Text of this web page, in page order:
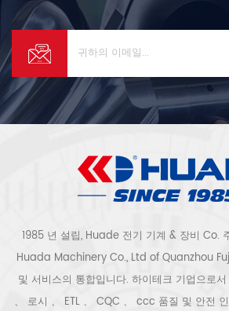
1985 년 설립, Huade 전기 기계 & 장비 Co.
Huada Machinery Co., Ltd of Quanzhou
및 서비스의 통합입니다. 하이테크 기업으로
、 로시 、 ETL 、 CQC 、 ccc 품질 및 안전